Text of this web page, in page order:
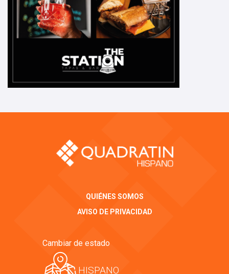
QUIÉNES SOMOS
AVISO DE PRIVACIDAD
Cambiar de estado
HISPANO